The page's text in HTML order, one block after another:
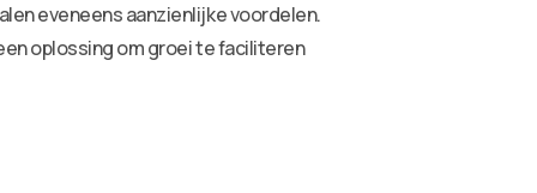
eveneens aanzienlijke voordelen.
oplossing om groei te faciliteren